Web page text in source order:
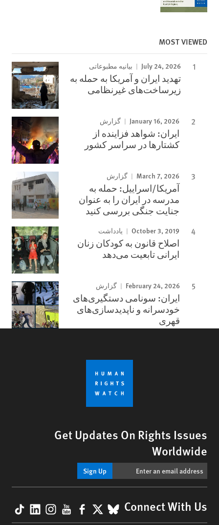
MOST VIEWED
July 24, 2026 بیانیه مطبوعاتی
تهدید ایران و آمریکا به حمله به
زیرساخت‌های غیرنظامی
January 16, 2026 گزارش
ایران: شواهد فزاینده از
کشتارها در سراسر کشور
March 7, 2026 گزارش
آمریکا/اسراییل: حمله به
مدرسه در ایران را به عنوان
جنایت جنگی بررسی کنید
October 3, 2019 یادداشت
اصلاح قانون به کودکان زنان
ایرانی تابعیت می‌دهد
February 24, 2026 گزارش
ایران: سونامی دستگیری‌های
خودسرانه و ناپدیدسازی‌های
قهری
Get Updates On Rights Issues
Worldwide
Sign Up
Connect With Us
BlueSky
X
Facebook
YouTube